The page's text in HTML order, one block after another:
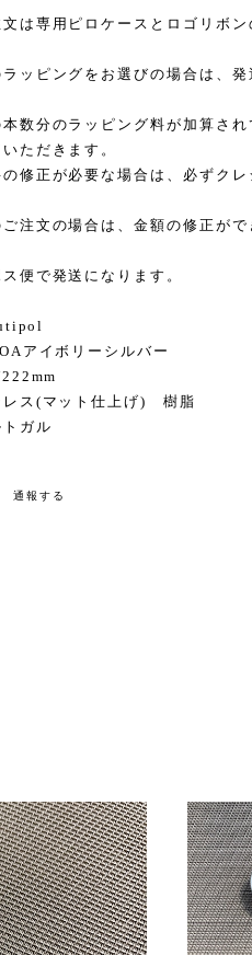
は専用ピロケースとロゴリボ
ッピングをお選びの場合は、発
数分のラッピング料が加算さ
ただきます。
修正が必要な場合は、必ずク
ご注文の場合は、金額の修正が
便で発送になります。
アイボリーシルバー
レス(マット仕上げ) 樹脂
ガル
通報する